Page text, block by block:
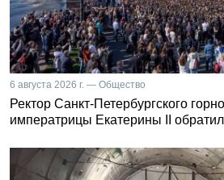
6 августа 2026 г. — Общество
Ректор Санкт-Петербургского
императрицы Екатерины II